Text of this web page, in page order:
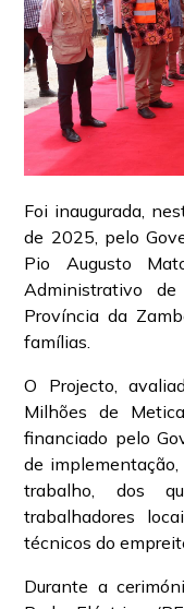
Foi inaugurada,
de 2025, pelo
Pio Augusto
Administrativo
Província da
famílias.
O Projecto,
Milhões de
financiado pelo
de
trabalho, dos
trabalhadores
técnicos do
Durante a